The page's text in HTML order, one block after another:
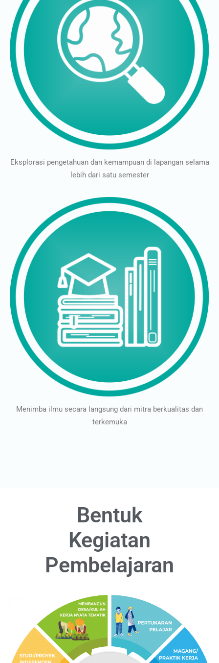
Eksplorasi pengetahuan dan kemampuan di lapangan selama
lebih dari satu semester
Menimba ilmu secara langsung dari mitra berkualitas dan
terkemuka
Bentuk
Kegiatan
Pembelajaran